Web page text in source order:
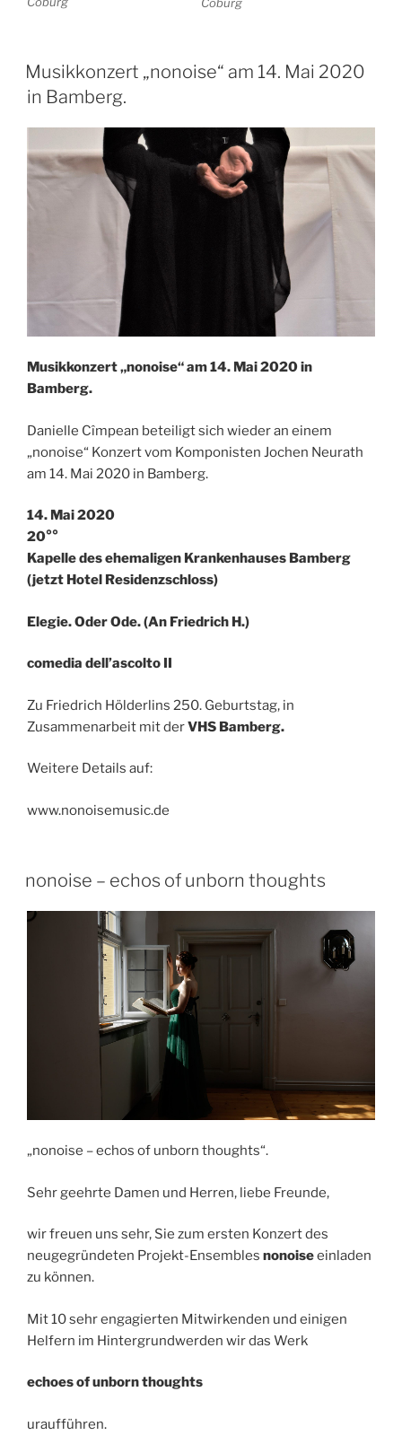
Musikkonzert „nonoise“ am 14. Mai 2020
in Bamberg.
Musikkonzert „nonoise“ am 14. Mai 2020 in
Bamberg.
Danielle Cîmpean beteiligt sich wieder an einem
„nonoise“ Konzert vom Komponisten Jochen Neurath
am 14. Mai 2020 in Bamberg.
14. Mai 2020
20°°
Kapelle des ehemaligen Krankenhauses Bamberg
(jetzt Hotel Residenzschloss)
Elegie. Oder Ode. (An Friedrich H.)
comedia dell’ascolto II
Zu Friedrich Hölderlins 250. Geburtstag, in
Zusammenarbeit mit derVHS Bamberg.
Weitere Details auf:
www.nonoisemusic.de
nonoise – echos of unborn thoughts
„nonoise – echos of unborn thoughts“.
Sehr geehrte Damen und Herren, liebe Freunde,
wir freuen uns sehr, Sie zum ersten Konzert des
neugegründeten Projekt-Ensembles nonoiseeinladen
zu können.
Mit 10 sehr engagierten Mitwirkenden und einigen
Helfern im Hintergrundwerden wir das Werk
echoes of unborn thoughts
uraufführen.